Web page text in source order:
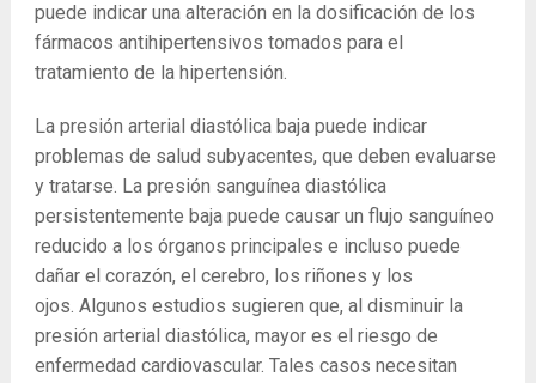
puede indicar una alteración en la dosificación de los
fármacos antihipertensivos tomados para el
tratamiento de la hipertensión.
La presión arterial diastólica baja puede indicar
problemas de salud subyacentes, que deben evaluarse
y tratarse. La presión sanguínea diastólica
persistentemente baja puede causar un flujo sanguíneo
reducido a los órganos principales e incluso puede
dañar el corazón, el cerebro, los riñones y los
ojos. Algunos estudios sugieren que, al disminuir la
presión arterial diastólica, mayor es el riesgo de
enfermedad cardiovascular. Tales casos necesitan